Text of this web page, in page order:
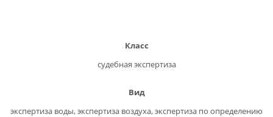
Класс
судебная экспертиза
Вид
экспертиза воды, экспертиза воздуха, экспертиза по определению